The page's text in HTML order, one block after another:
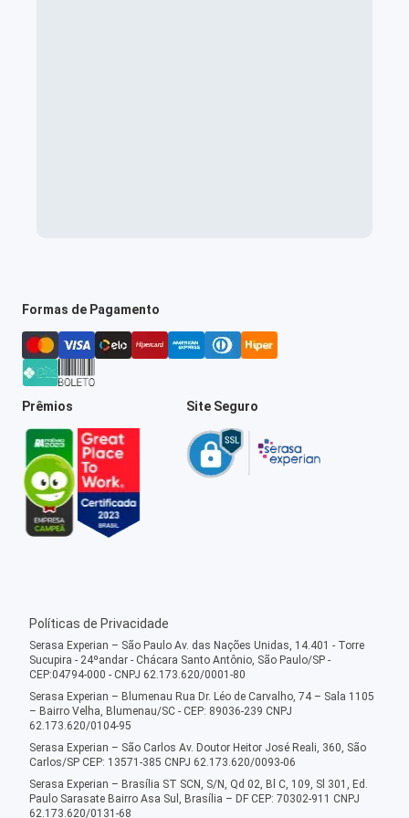
Formas de Pagamento
Prêmios Site Seguro
Políticas de Privacidade
Serasa Experian – São Paulo Av. das Nações Unidas, 14.401 - Torre
Sucupira - 24ºandar - Chácara Santo Antônio, São Paulo/SP -
CEP:04794-000 - CNPJ 62.173.620/0001-80
Serasa Experian – Blumenau Rua Dr. Léo de Carvalho, 74 – Sala 1105
– Bairro Velha, Blumenau/SC - CEP: 89036-239 CNPJ
62.173.620/0104-95
Serasa Experian – São Carlos Av. Doutor Heitor José Reali, 360, São
Carlos/SP CEP: 13571-385 CNPJ 62.173.620/0093-06
Serasa Experian – Brasília ST SCN, S/N, Qd 02, Bl C, 109, Sl 301, Ed.
Paulo Sarasate Bairro Asa Sul, Brasília – DF CEP: 70302-911 CNPJ
62.173.620/0131-68